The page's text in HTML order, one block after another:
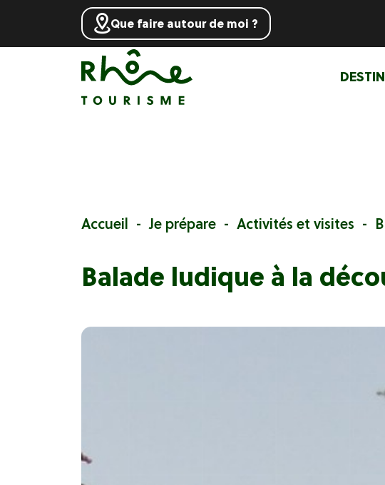
Que faire autour de moi ?
Accueil Je prépare Activités et visites
Balade ludique à la